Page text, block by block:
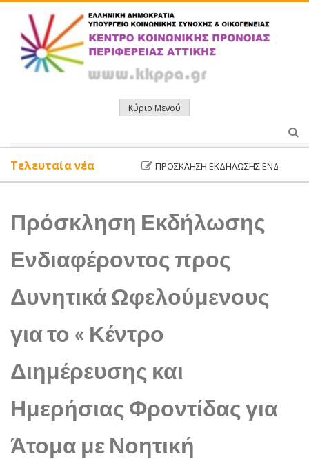
περιεχόμενο
Κύριο Μενού
ΠΡΌΣΚΛΗΣΗ ΕΚΔΉΛΩΣΗΣ
Τελευταία νέα
Πρόσκληση Εκδήλωσης
Ενδιαφέροντος προς
Δυνητικά Ωφελούμενους
για το « Κέντρο
Διημέρευσης και
Ημερήσιας Φροντίδας για
Άτομα με Νοητική